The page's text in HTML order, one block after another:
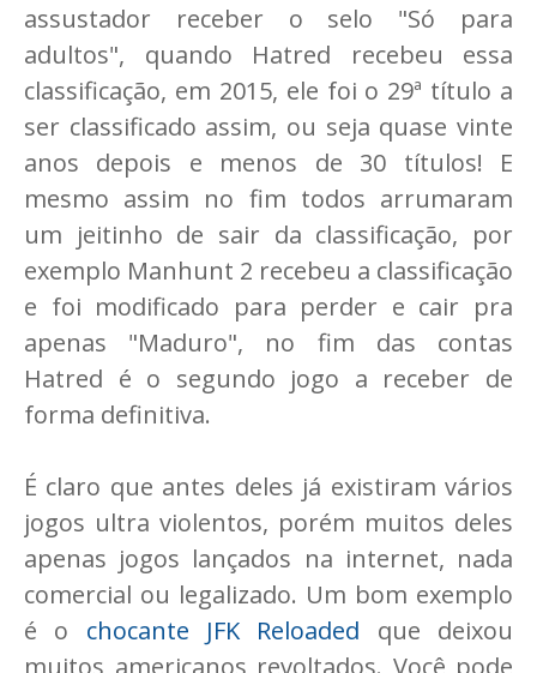
assustador receber o selo "Só para
adultos", quando Hatred recebeu essa
classificação, em 2015, ele foi o 29ª título a
ser classificado assim, ou seja quase vinte
anos depois e menos de 30 títulos! E
mesmo assim no fim todos arrumaram
um jeitinho de sair da classificação, por
exemplo Manhunt 2 recebeu a classificação
e foi modificado para perder e cair pra
apenas "Maduro", no fim das contas
Hatred é o segundo jogo a receber de
forma definitiva.
É claro que antes deles já existiram vários
jogos ultra violentos, porém muitos deles
apenas jogos lançados na internet, nada
comercial ou legalizado. Um bom exemplo
é o chocante JFK Reloaded que deixou
muitos americanos revoltados. Você pode